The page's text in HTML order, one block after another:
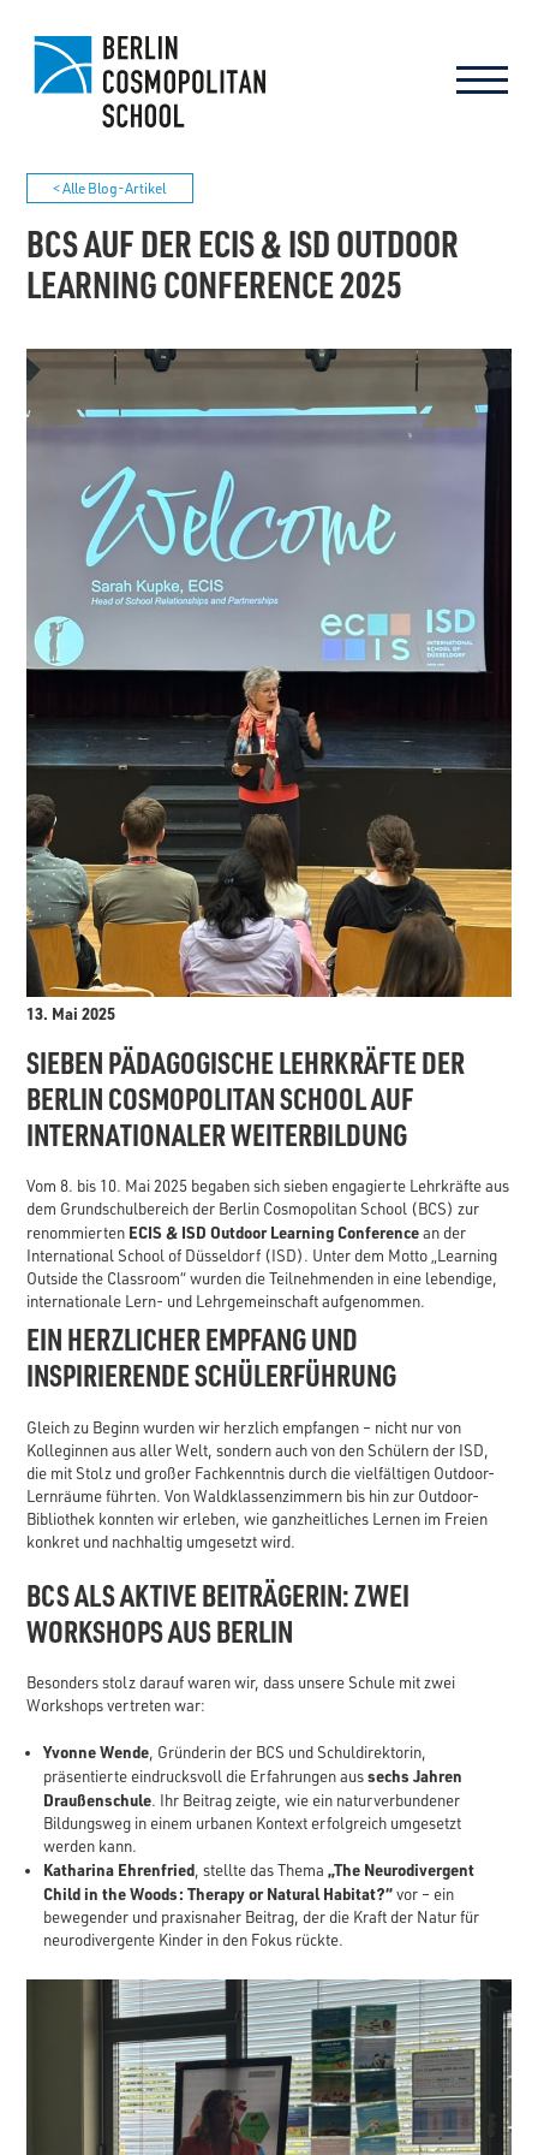
< Alle Blog-Artikel
BCS AUF DER ECIS & ISD OUTDOOR
LEARNING CONFERENCE 2025
13. Mai 2025
SIEBEN PÄDAGOGISCHE LEHRKRÄFTE DER
BERLIN COSMOPOLITAN SCHOOL AUF
INTERNATIONALER WEITERBILDUNG
Vom 8. bis 10. Mai 2025 begaben sich sieben engagierte Lehrkräfte aus
dem Grundschulbereich der Berlin Cosmopolitan School (BCS) zur
renommierten ECIS & ISD Outdoor Learning Conferencean der
International School of Düsseldorf (ISD). Unter dem Motto „Learning
Outside the Classroom“ wurden die Teilnehmenden in eine lebendige,
internationale Lern- und Lehrgemeinschaft aufgenommen.
EIN HERZLICHER EMPFANG UND
INSPIRIERENDE SCHÜLERFÜHRUNG
Gleich zu Beginn wurden wir herzlich empfangen – nicht nur von
Kolleginnen aus aller Welt, sondern auch von den Schülern der ISD,
die mit Stolz und großer Fachkenntnis durch die vielfältigen Outdoor-
Lernräume führten. Von Waldklassenzimmern bis hin zur Outdoor-
Bibliothek konnten wir erleben, wie ganzheitliches Lernen im Freien
konkret und nachhaltig umgesetzt wird.
BCS ALS AKTIVE BEITRÄGERIN: ZWEI
WORKSHOPS AUS BERLIN
Besonders stolz darauf waren wir, dass unsere Schule mit zwei
Workshops vertreten war:
Yvonne Wende, Gründerin der BCS und Schuldirektorin,
präsentierte eindrucksvoll die Erfahrungen aussechs Jahren
Draußenschule. Ihr Beitrag zeigte, wie ein naturverbundener
Bildungsweg in einem urbanen Kontext erfolgreich umgesetzt
werden kann.
Katharina Ehrenfried, stellte das Thema „The Neurodivergent
Child in the Woods: Therapy or Natural Habitat?“vor – ein
bewegender und praxisnaher Beitrag, der die Kraft der Natur für
neurodivergente Kinder in den Fokus rückte.